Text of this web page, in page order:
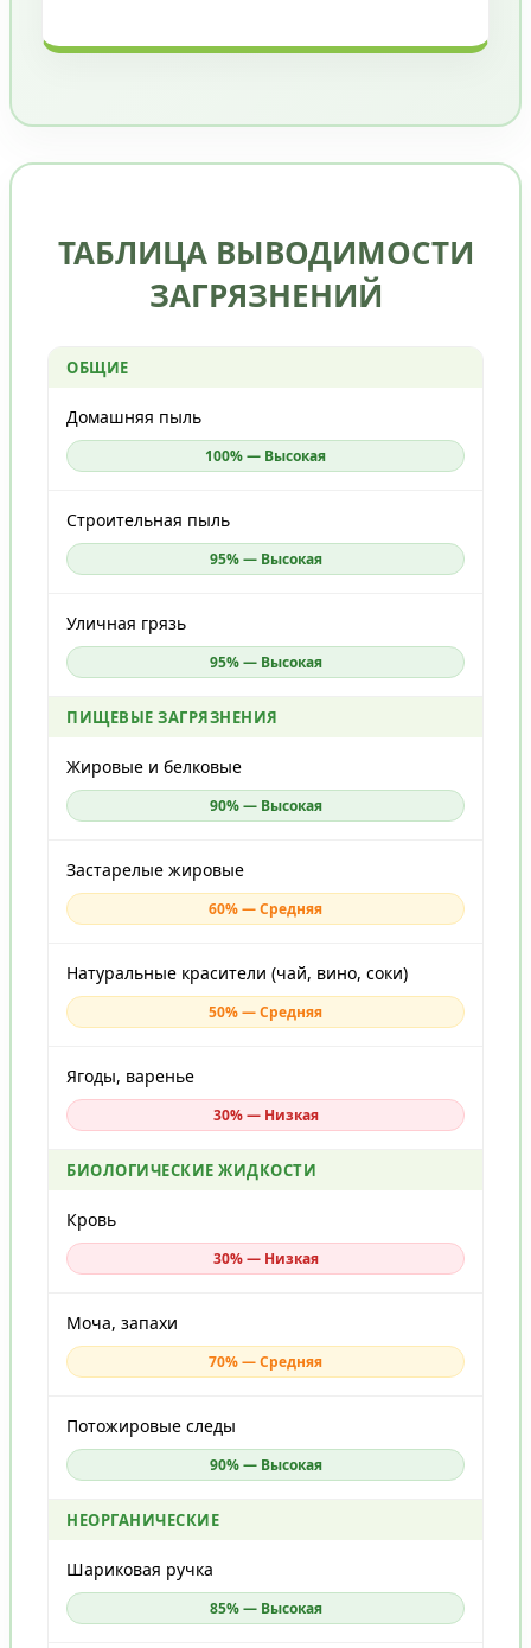
ТАБЛИЦА ВЫВОДИМОСТИ
ЗАГРЯЗНЕНИЙ
ОБЩИЕ
Домашняя пыль
100% — Высокая
Строительная пыль
95% — Высокая
Уличная грязь
95% — Высокая
ПИЩЕВЫЕ ЗАГРЯЗНЕНИЯ
Жировые и белковые
90% — Высокая
Застарелые жировые
60% — Средняя
Натуральные красители (чай, вино, соки)
50% — Средняя
Ягоды, варенье
30% — Низкая
БИОЛОГИЧЕСКИЕ ЖИДКОСТИ
Кровь
30% — Низкая
Моча, запахи
70% — Средняя
Потожировые следы
90% — Высокая
НЕОРГАНИЧЕСКИЕ
Шариковая ручка
85% — Высокая